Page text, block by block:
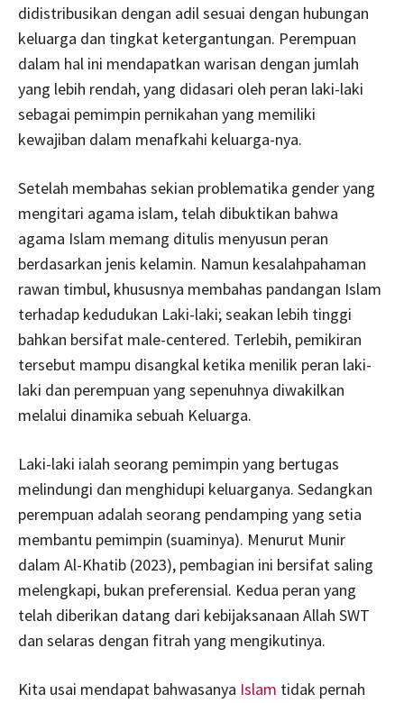
didistribusikan dengan adil sesuai dengan hubungan
keluarga dan tingkat ketergantungan. Perempuan
dalam hal ini mendapatkan warisan dengan jumlah
yang lebih rendah, yang didasari oleh peran laki-laki
sebagai pemimpin pernikahan yang memiliki
kewajiban dalam menafkahi keluarga-nya.
Setelah membahas sekian problematika gender yang
mengitari agama islam, telah dibuktikan bahwa
agama Islam memang ditulis menyusun peran
berdasarkan jenis kelamin. Namun kesalahpahaman
rawan timbul, khususnya membahas pandangan Islam
terhadap kedudukan Laki-laki; seakan lebih tinggi
bahkan bersifat male-centered. Terlebih, pemikiran
tersebut mampu disangkal ketika menilik peran laki-
laki dan perempuan yang sepenuhnya diwakilkan
melalui dinamika sebuah Keluarga.
Laki-laki ialah seorang pemimpin yang bertugas
melindungi dan menghidupi keluarganya. Sedangkan
perempuan adalah seorang pendamping yang setia
membantu pemimpin (suaminya). Menurut Munir
dalam Al-Khatib (2023), pembagian ini bersifat saling
melengkapi, bukan preferensial. Kedua peran yang
telah diberikan datang dari kebijaksanaan Allah SWT
dan selaras dengan fitrah yang mengikutinya.
Kita usai mendapat bahwasanya Islam tidak pernah